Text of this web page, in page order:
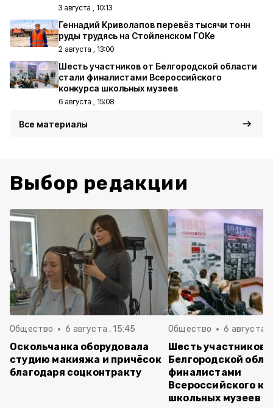
3 августа , 10:13
Геннадий Криволапов перевёз тысячи тонн
руды трудясь на Стойленском ГОКе
2 августа , 13:00
Шесть участников от Белгородской области
стали финалистами Всероссийского
конкурса школьных музеев
6 августа , 15:08
Все материалы
Выбор редакции
Общество 6 августа , 15:45
Оскольчанка оборудовала
студию макияжа и причёсок
благодаря соцконтракту
Общество 6 августа ,
Шесть участников
Белгородской
финалистами
Всероссийского
школьных музеев